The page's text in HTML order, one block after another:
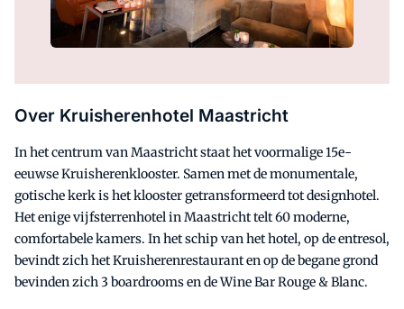
Over Kruisherenhotel Maastricht
In het centrum van Maastricht staat het voormalige 15e-
eeuwse Kruisherenklooster. Samen met de monumentale,
gotische kerk is het klooster getransformeerd tot designhotel.
Het enige vijfsterrenhotel in Maastricht telt 60 moderne,
comfortabele kamers. In het schip van het hotel, op de entresol,
bevindt zich het Kruisherenrestaurant en op de begane grond
bevinden zich 3 boardrooms en de Wine Bar Rouge & Blanc.